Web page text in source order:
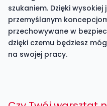
szukaniem. Dzięki
przemyślanym
przechowywane w
dzięki czemu będziesz
na swojej pracy.